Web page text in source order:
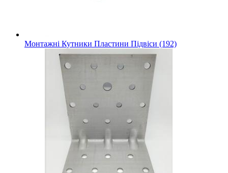
Монтажні Кутники Пластини Підвіси (192)